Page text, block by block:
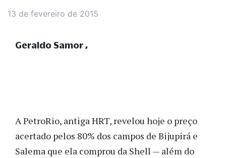
13 de fevereiro de 2015
A PetroRio, antiga HRT, revelou hoje o preço
acertado pelos 80% dos campos de Bijupirá e
Salema que ela comprou da Shell — além do
Geraldo Samor